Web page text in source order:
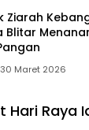
Ziarah
Blitar
30 Maret 2026
Raya